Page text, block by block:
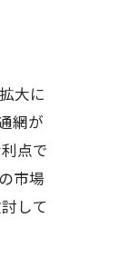
大に
網が
点で
市場
して